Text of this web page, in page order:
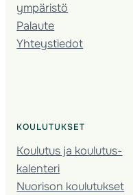
ympäristö
Palaute
Yhteystiedot
KOULUTUKSET
Koulutus ja koulutus­
kalenteri
Nuorison koulutukset